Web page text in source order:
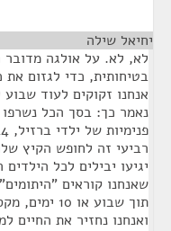
יחיאל שילה
לא, לא. על אולגה
בטיחותית, כדי לגזום
אנחנו זקוקים לעוד
רביעי זה לחופש הקיץ
שאנחנו קוראים
תוך שבוע או
ואנחנו נחזיר את החיים